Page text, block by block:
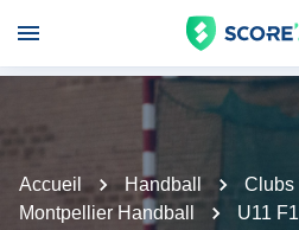
Accueil Handball Clubs
Montpellier Handball
U11 F1